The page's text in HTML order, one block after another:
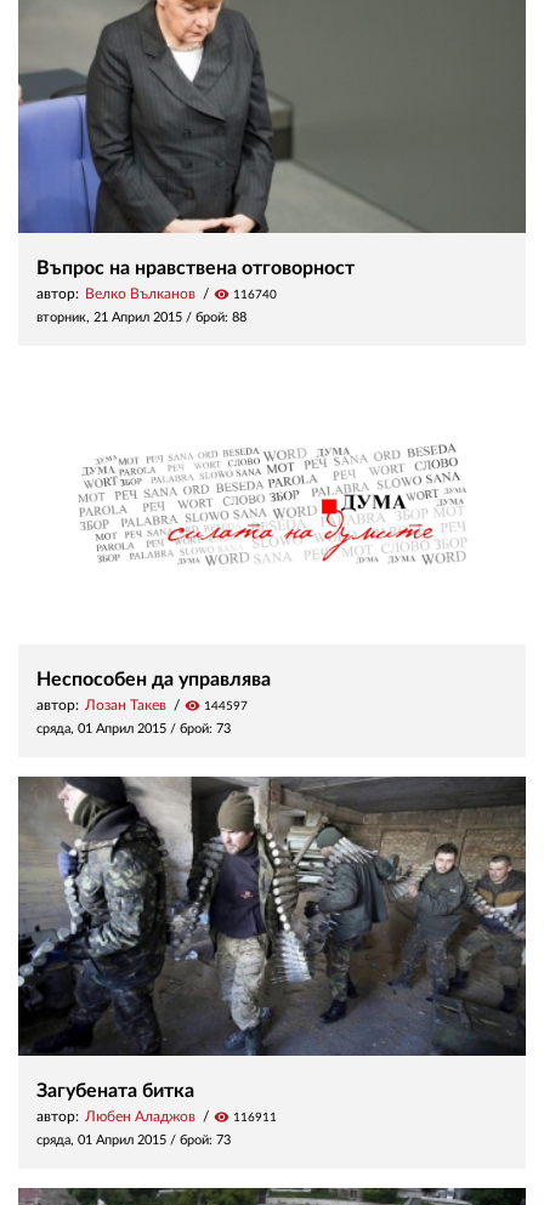
Въпрос на нравствена отговорност
автор: Велко Вълканов visibility 116740
вторник, 21 Април 2015 / брой: 88
Неспособен да управлява
автор: Лозан Такев visibility 144597
сряда, 01 Април 2015 / брой: 73
Загубената битка
автор: Любен Аладжов visibility 116911
сряда, 01 Април 2015 / брой: 73